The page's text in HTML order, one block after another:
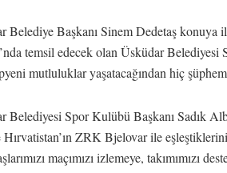
Belediye Başkanı Sinem Dedetaş konuya
temsil edecek olan Üsküdar Belediyesi
mutluluklar yaşatacağından hiç
Belediyesi Spor Kulübü Başkanı Sadık
ZRK Bjelovar ile
maçımızı izlemeye, takımımızı